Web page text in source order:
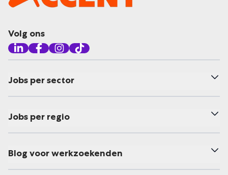
Volg ons
Jobs per sector
Jobs per regio
Blog voor werkzoekenden